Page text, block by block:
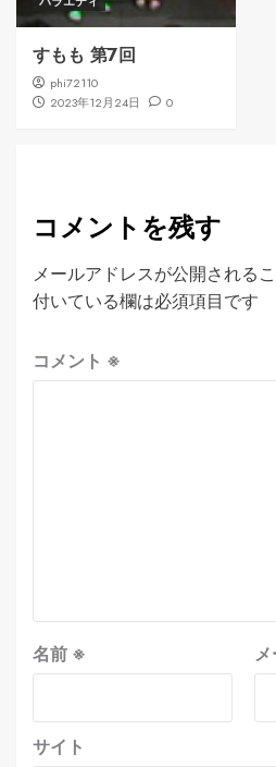
すもも 第7回
phi72110
2023年12月24日
0
コメントを残す
メールアドレスが公開される
付いている欄は必須項目です
コメント ※
名前 ※
サイト